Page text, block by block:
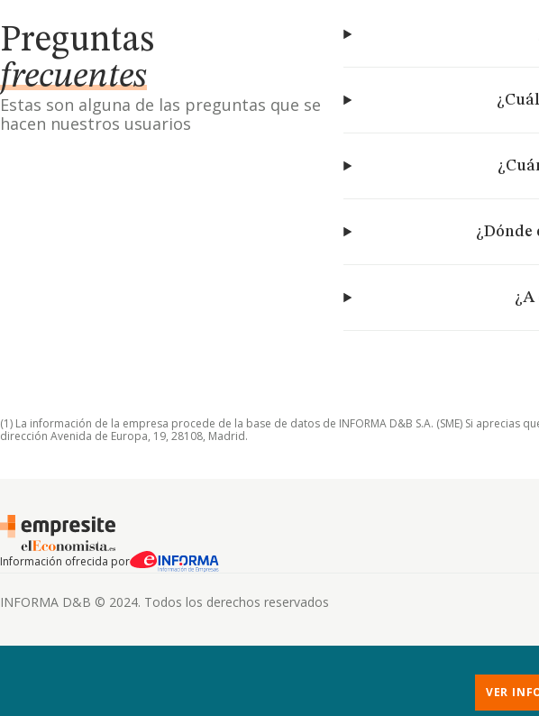
Preguntas
frecuentes
Estas son alguna de las preguntas que se
hacen nuestros usuarios
¿Dónde
¿A
(1) La información de la empresa procede de la base de datos de INFORMA D&B S.A. (SME) Si
dirección Avenida de Europa, 19, 28108, Madrid.
Información ofrecida por
INFORMA D&B © 2024. Todos los derechos reservados
VER